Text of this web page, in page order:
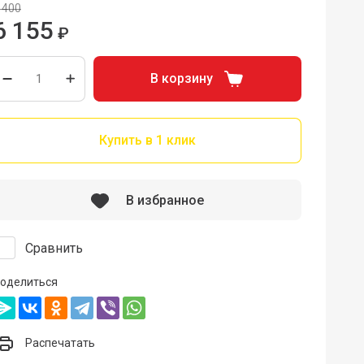
400
155 ₽
В корзину
Купить в 1 клик
Сравнить
В избранное
Распечатать